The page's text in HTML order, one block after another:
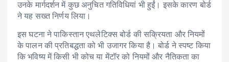
उनके मार्गदर्शन में कुछ अनुचित गतिविधियां भी हुईं। इसके कारण बोर्ड
ने यह सख्त निर्णय लिया।
इस घटना ने पाकिस्तान एथलेटिक्स बोर्ड की सक्रियता और नियमों
के पालन की प्रतिबद्धता को भी उजागर किया है। बोर्ड ने स्पष्ट किया
कि भविष्य में किसी भी कोच या मेंटॉर को नियमों और नैतिकता का